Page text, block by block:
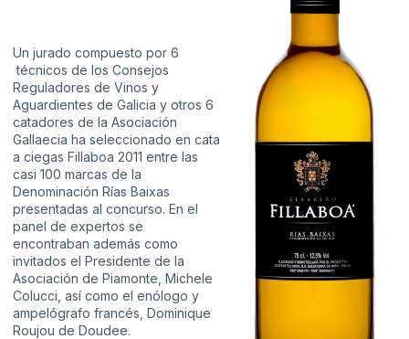
Un jurado compuesto por 6
técnicos de los Consejos
Reguladores de Vinos y
Aguardientes de Galicia y otros 6
catadores de la Asociación
Gallaecia ha seleccionado en cata
a ciegas Fillaboa 2011 entre las
casi 100 marcas de la
Denominación Rías Baixas
presentadas al concurso. En el
panel de expertos se
encontraban además como
invitados el Presidente de la
Asociación de Piamonte, Michele
Colucci, así como el enólogo y
ampelógrafo francés, Dominique
Roujou de Doudee.